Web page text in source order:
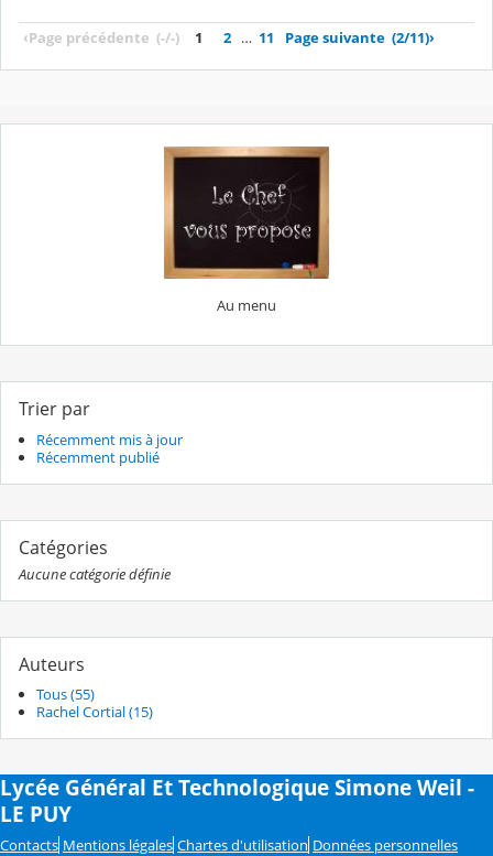
‹Page précédente (-/-) 1 2 … 11 Page suivante (2/11)›
Au menu
Trier par
Récemment mis à jour
Récemment publié
Catégories
Aucune catégorie définie
Auteurs
Tous (55)
Rachel Cortial (15)
Lycée Général Et Technologique Simone Weil -
LE PUY
Contacts Mentions légales Chartes d'utilisation Données personnelles